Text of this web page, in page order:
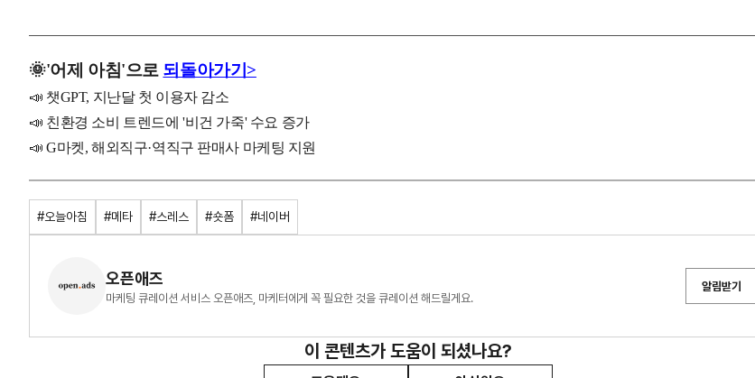
🌞'어제 아침'으로 되돌아가기>
📣 챗GPT, 지난달 첫 이용자 감소
📣 친환경 소비 트렌드에 '비건 가죽' 수요 증가
📣 G마켓, 해외직구·역직구 판매사 마케팅 지원
#오늘아침 #메타 #스레스 #숏폼 #네이버
오픈애즈
마케팅 큐레이션 서비스 오픈애즈, 마케터에게 꼭 필요한 것을 큐레이션 해드릴게요.
알림받기
이 콘텐츠가 도움이 되셨나요?